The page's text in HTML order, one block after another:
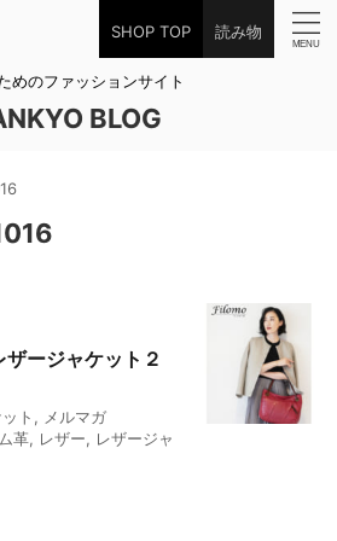
SHOP TOP 読み物
めのファッションサイト
BLOG
ージャケット２
ト , メルマガ
革, レザー, レザージャ